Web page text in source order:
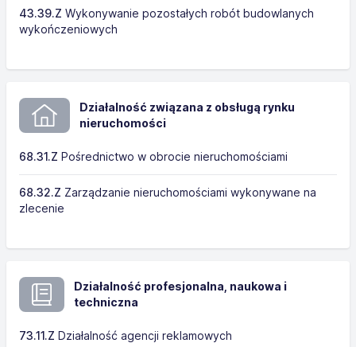
43.39.Z Wykonywanie pozostałych robót budowlanych
wykończeniowych
Działalność związana z obsługą rynku
nieruchomości
68.31.Z Pośrednictwo w obrocie nieruchomościami
68.32.Z Zarządzanie nieruchomościami wykonywane na
zlecenie
Działalność profesjonalna, naukowa i
techniczna
73.11.Z Działalność agencji reklamowych